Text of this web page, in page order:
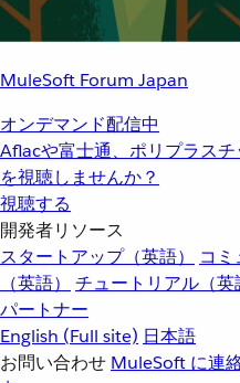
MuleSoft Forum Japan
オンデマンド配信中
Aflacや富士通、ポリプラス
を視聴しませんか？
視聴する
開発者リソース
スタートアップ（英語）
コミ
（英語）
チュートリアル（英
パートナー
English (Full site) 日本語
お問い合わせ MuleSoft に連